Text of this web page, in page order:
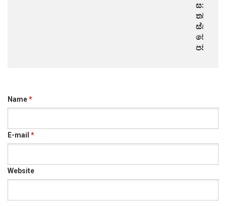
සාක්ෂිය
තවමත්
වෙමින්
පවතී
Name*
E-mail *
Website